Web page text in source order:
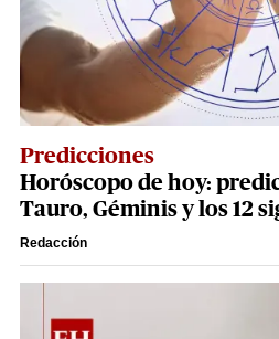
Predicciones
Horóscopo de hoy:
Tauro, Géminis y los 12
Redacción